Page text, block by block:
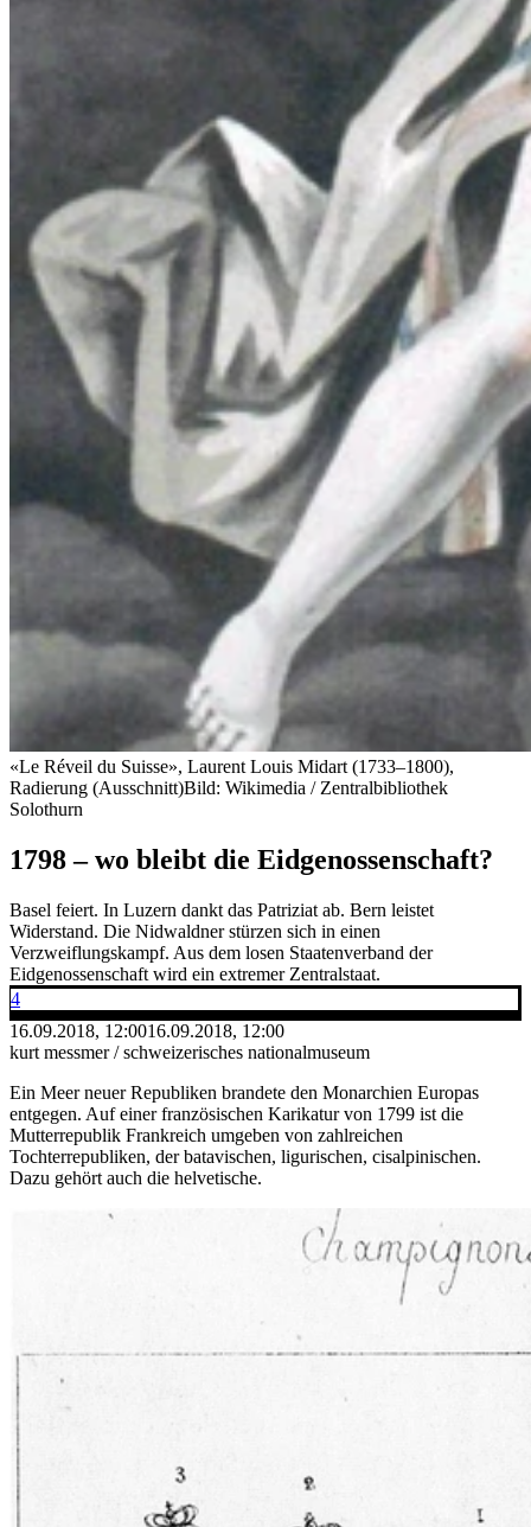
«Le Réveil du Suisse», Laurent Louis Midart (1733–1800),
Radierung (Ausschnitt)Bild: Wikimedia / Zentralbibliothek
Solothurn
1798 – wo bleibt die Eidgenossenschaft?
Basel feiert. In Luzern dankt das Patriziat ab. Bern leistet
Widerstand. Die Nidwaldner stürzen sich in einen
Verzweiflungskampf. Aus dem losen Staatenverband der
Eidgenossenschaft wird ein extremer Zentralstaat.
4
16.09.2018, 12:0016.09.2018, 12:00
kurt messmer / schweizerisches nationalmuseum
Ein Meer neuer Republiken brandete den Monarchien Europas
entgegen. Auf einer französischen Karikatur von 1799 ist die
Mutterrepublik Frankreich umgeben von zahlreichen
Tochterrepubliken, der batavischen, ligurischen, cisalpinischen.
Dazu gehört auch die helvetische.